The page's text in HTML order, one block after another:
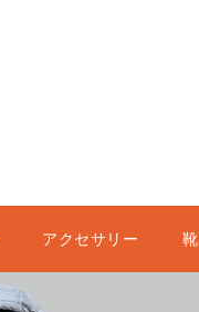
アクセサリー 靴